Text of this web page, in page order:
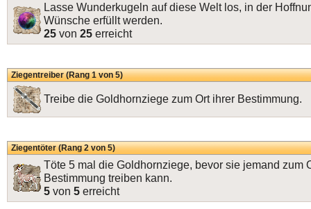
Lasse Wunderkugeln auf diese Welt los, in der
Wünsche erfüllt werden.
25 von 25 erreicht
Ziegentreiber (Rang 1 von 5)
Treibe die Goldhornziege zum Ort ihrer Bestimmung.
Ziegentöter (Rang 2 von 5)
Töte 5 mal die Goldhornziege, bevor sie jemand zum
Bestimmung treiben kann.
5 von 5 erreicht